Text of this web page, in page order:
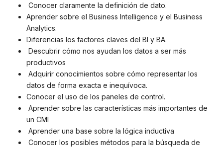
Conocer claramente la definición de dato.
Aprender sobre el Business Intelligence y el Business
Analytics.
Diferencias los factores claves del BI y BA.
Descubrir cómo nos ayudan los datos a ser más
productivos
Adquirir conocimientos sobre cómo representar los
datos de forma exacta e inequívoca.
Conocer el uso de los paneles de control.
Aprender sobre las características más importantes de
un CMI
Aprender una base sobre la lógica inductiva
Conocer los posibles métodos para la búsqueda de